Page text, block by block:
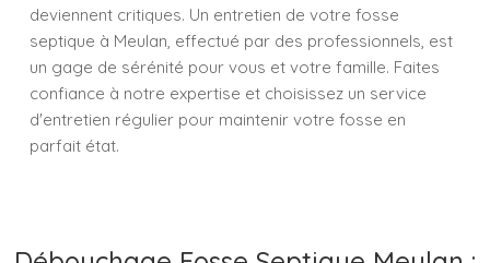
deviennent critiques. Un entretien de votre fosse
septique à Meulan, effectué par des professionnels, est
un gage de sérénité pour vous et votre famille. Faites
confiance à notre expertise et choisissez un service
d'entretien régulier pour maintenir votre fosse en
parfait état.